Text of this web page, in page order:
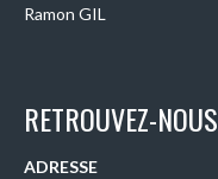
Ramon GIL
RETROUVEZ-NOUS
ADRESSE